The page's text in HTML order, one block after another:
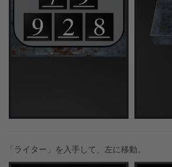
「ライター」を入手して、左に移動。